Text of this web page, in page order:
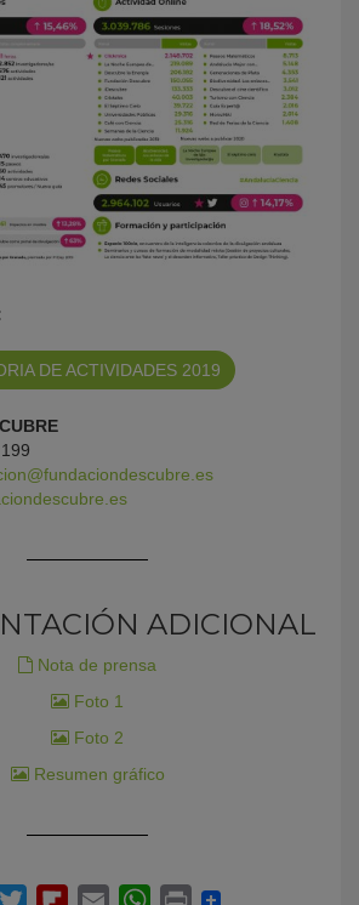
DE ACTIVIDADES 2019
ADICIONAL
Nota de prensa
Foto 1
Foto 2
Resumen gráfico